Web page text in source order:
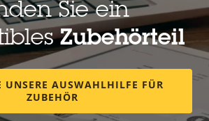
Sie ein
Zubehörteil
UNSERE AUSWAHLHILFE FÜR
ZUBEHÖR